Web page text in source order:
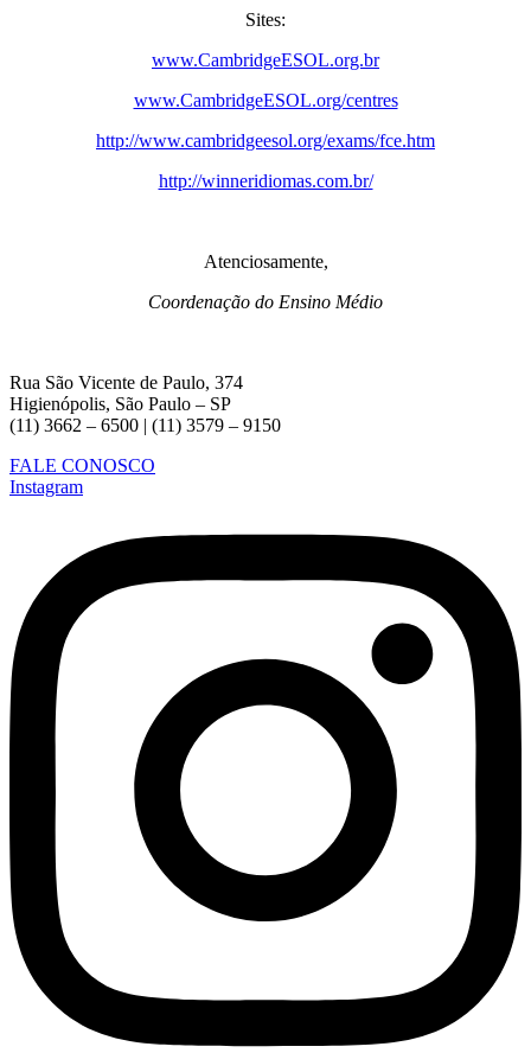
Sites:
www.CambridgeESOL.org.br
www.CambridgeESOL.org/centres
http://www.cambridgeesol.org/exams/fce.htm
http://winneridiomas.com.br/
Atenciosamente,
Coordenação do Ensino Médio
Rua São Vicente de Paulo, 374
Higienópolis, São Paulo – SP
(11) 3662 – 6500 | (11) 3579 – 9150
FALE CONOSCO
Instagram